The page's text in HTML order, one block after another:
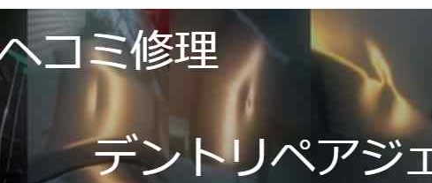
ジェイテクニック
川県横浜市 デントリペア ジェイテクニック